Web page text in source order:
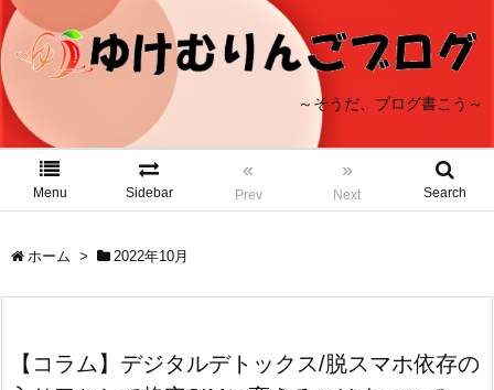
～そうだ、ブログ書こう～
Menu Sidebar
«
Prev
»
Next Search
ホーム > 2022年10月
【コラム】デジタルデトックス/脱スマホ依存の